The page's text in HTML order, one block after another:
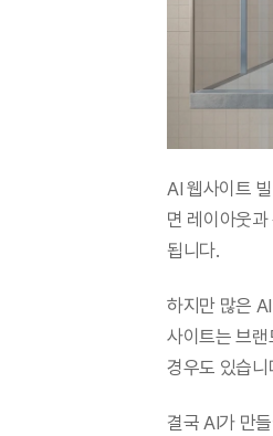
AI 웹사이트
면 레이아웃
됩니다.
하지만 많은
사이트는 브
경우도 있습니
결국 AI가 만